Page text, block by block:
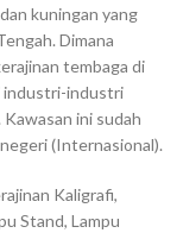
kuningan yang
Dimana
tembaga di
industri-industri
ini sudah
(Internasional).
Kaligrafi,
Stand, Lampu